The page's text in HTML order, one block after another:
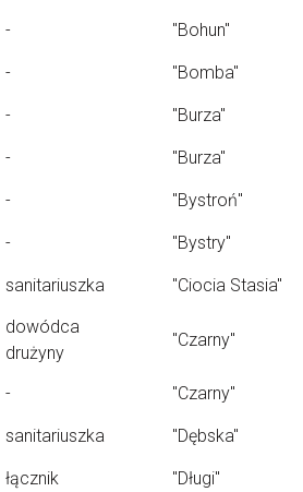
- "Bohun"
- "Bomba"
- "Burza"
- "Burza"
- "Bystroń"
- "Bystry"
sanitariuszka "Ciocia Stasia"
dowódca
drużyny
"Czarny"
- "Czarny"
sanitariuszka "Dębska"
łącznik "Długi"